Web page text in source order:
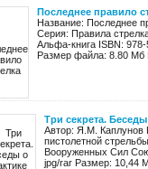
Последнее правило
Название: Последнее
Серия: Правила
Альфа-книга ISBN:
Размер файла: 8.80 Мб
Три секрета.
Автор: Я.М. Каплунов
пистолетной
Вооруженных Сил
jpg/rar Размер: 10,44